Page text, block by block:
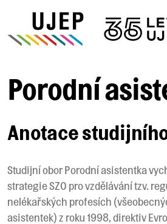
Porodní
Anotace
Studijní obor Porodní asistentka
strategie SZO pro vzdělávání tzv.
nelékařských profesích
asistentek) z roku 1998, direktiv